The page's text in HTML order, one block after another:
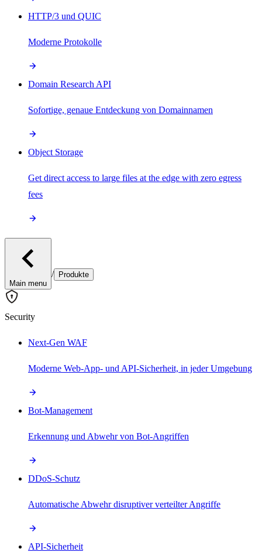
HTTP/3 und QUIC
Moderne Protokolle
Domain Research API
Sofortige, genaue Entdeckung von Domainnamen
Object Storage
Get direct access to large files at the edge with zero egress
fees
Main menu
/ Produkte
Security
Next-Gen WAF
Moderne Web-App- und API-Sicherheit, in jeder Umgebung
Bot-Management
Erkennung und Abwehr von Bot-Angriffen
DDoS-Schutz
Automatische Abwehr disruptiver verteilter Angriffe
API-Sicherheit